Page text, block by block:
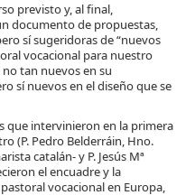
previsto y, al final,
documento de propuestas,
sí sugeridoras de “nuevos
vocacional para nuestro
tan nuevos en su
sí nuevos en el diseño que se
que intervinieron en la primera
(P. Pedro Belderráin, Hno.
catalán- y P. Jesús Mª
el encuadre y la
vocacional en Europa,